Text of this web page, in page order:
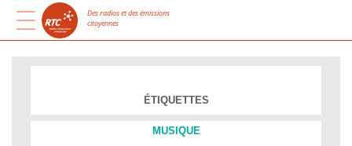
Des radios et des émissions
citoyennes
ÉTIQUETTES
MUSIQUE